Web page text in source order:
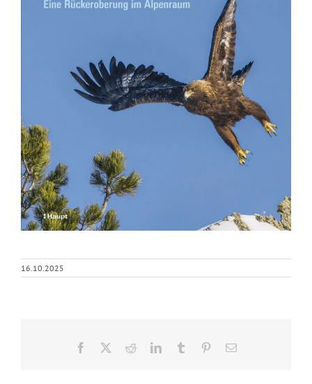
16.10.2025
Facebook RedditLinkedInTumblr Pinterest
E-